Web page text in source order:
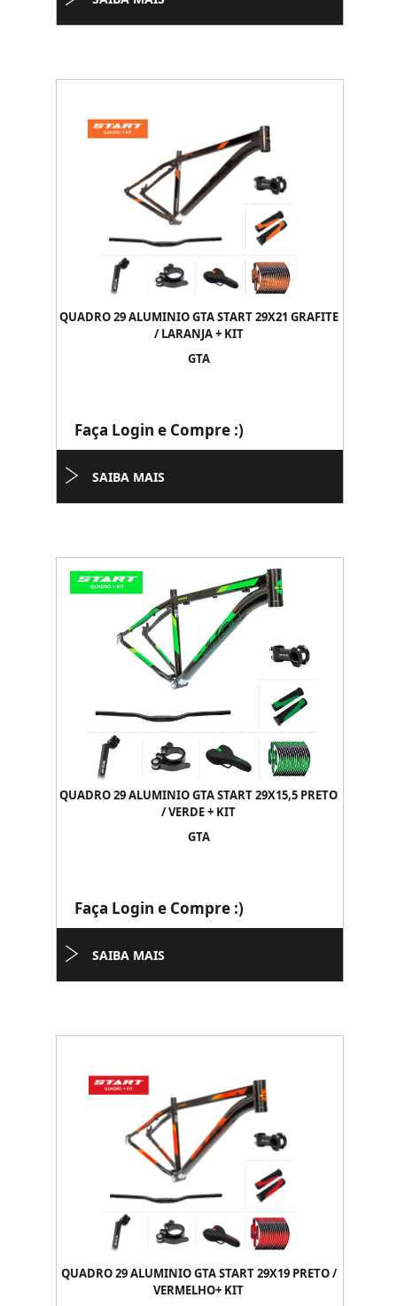
QUADRO 29 ALUMINIO GTA START 29X21 GRAFITE
/ LARANJA + KIT
GTA
Faça Login e Compre :)
SAIBA MAIS
QUADRO 29 ALUMINIO GTA START 29X15,5 PRETO
/ VERDE + KIT
GTA
Faça Login e Compre :)
SAIBA MAIS
QUADRO 29 ALUMINIO GTA START 29X19 PRETO /
VERMELHO+ KIT